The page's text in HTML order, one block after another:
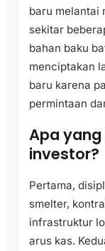
baru melantai
sekitar
bahan baku
menciptakan
baru karena
permintaan
Apa
investor?
Pertama,
smelter,
infrastruktur
arus kas.